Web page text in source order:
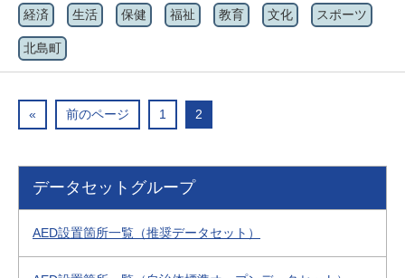
経済 生活 保健 福祉 教育 文化 スポーツ
北島町
« 前のページ 1 2
データセットグループ
AED設置箇所一覧（推奨データセット）